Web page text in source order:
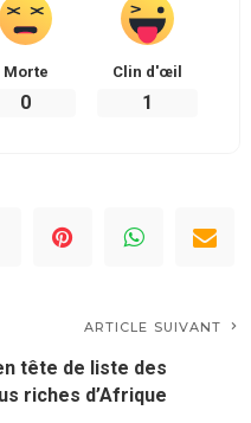
Morte
0
Clin d'œil
1
ARTICLE SUIVANT
tête de liste des
riches d’Afrique